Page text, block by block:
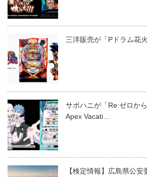
三洋販売が「Pドラム花
サボハニが「Re:ゼロか
Apex Vacati…
【検定情報】広島県公